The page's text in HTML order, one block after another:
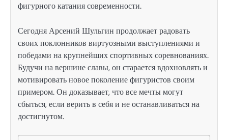
фигурного катания современности.
Сегодня Арсений Шульгин продолжает радовать
своих поклонников виртуозными выступлениями и
победами на крупнейших спортивных соревнованиях.
Будучи на вершине славы, он старается вдохновлять и
мотивировать новое поколение фигуристов своим
примером. Он доказывает, что все мечты могут
сбыться, если верить в себя и не останавливаться на
достигнутом.